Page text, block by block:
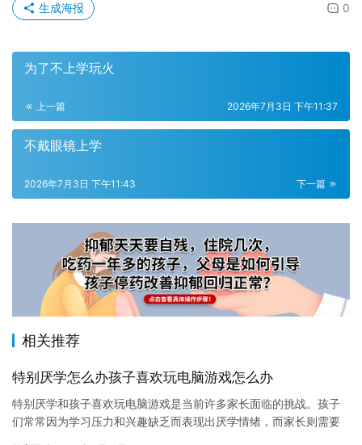
0
生成海报
为了不上学玩火
上一篇 2026年7月3日 下午11:37
不戴眼镜上学
下一篇
2026年7月3日 下午11:43
相关推荐
特别厌学怎么办孩子喜欢玩电脑游戏怎么办
特别厌学和孩子喜欢玩电脑游戏是当前许多家长面临的挑战。孩子
们常常因为学习压力和兴趣缺乏而表现出厌学情绪，而家长则需要